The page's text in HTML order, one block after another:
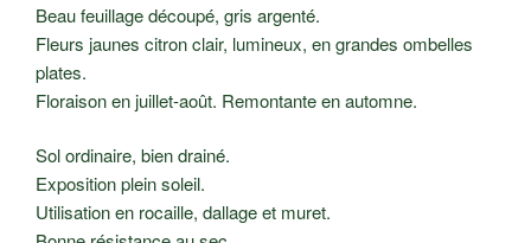
Beau feuillage découpé, gris argenté.
Fleurs jaunes citron clair, lumineux, en grandes ombelles
plates.
Floraison en juillet-août. Remontante en automne.
Sol ordinaire, bien drainé.
Exposition plein soleil.
Utilisation en rocaille, dallage et muret.